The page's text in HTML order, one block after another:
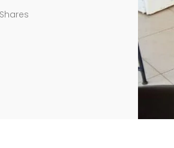
Shares